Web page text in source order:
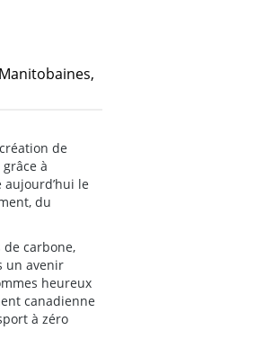
de
à
aujourd’hui le
du
de carbone,
un avenir
heureux
canadienne
à zéro